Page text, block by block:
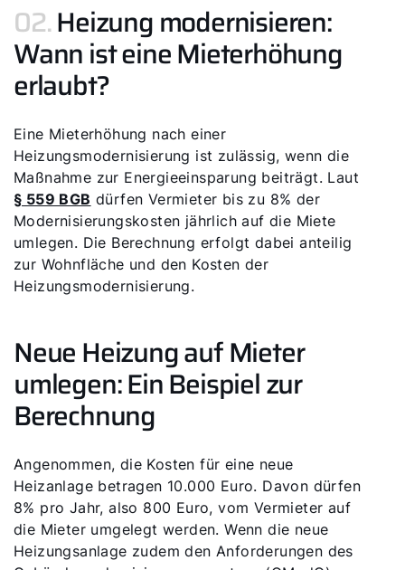
02.Heizung modernisieren:
Wann ist eine Mieterhöhung
erlaubt?
Eine Mieterhöhung nach einer
Heizungsmodernisierung ist zulässig, wenn die
Maßnahme zur Energieeinsparung beiträgt. Laut
§ 559 BGB dürfen Vermieter bis zu 8% der
Modernisierungskosten jährlich auf die Miete
umlegen. Die Berechnung erfolgt dabei anteilig
zur Wohnfläche und den Kosten der
Heizungsmodernisierung.
Neue Heizung auf Mieter
umlegen: Ein Beispiel zur
Berechnung
Angenommen, die Kosten für eine neue
Heizanlage betragen 10.000 Euro. Davon dürfen
8% pro Jahr, also 800 Euro, vom Vermieter auf
die Mieter umgelegt werden. Wenn die neue
Heizungsanlage zudem den Anforderungen des